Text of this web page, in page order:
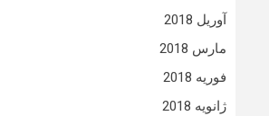
آوریل 2018
مارس 2018
فوریه 2018
ژانویه 2018